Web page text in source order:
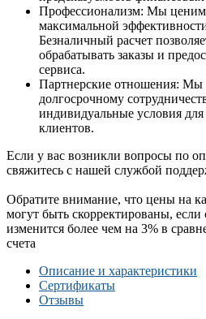
Профессионализм: Мы ценим
максимальной
Безналичный расчет
обрабатывать заказы и
сервиса.
Партнерские отношения: Мы
долгосрочному
индивидуальные условия
клиентов.
Если у вас возникли вопросы по
свяжитесь с нашей службой
Обратите внимание, что цены на
могут быть скорректированы, если
изменится более чем на 3% в
счета
Описание и характеристики
Сертификаты
Отзывы